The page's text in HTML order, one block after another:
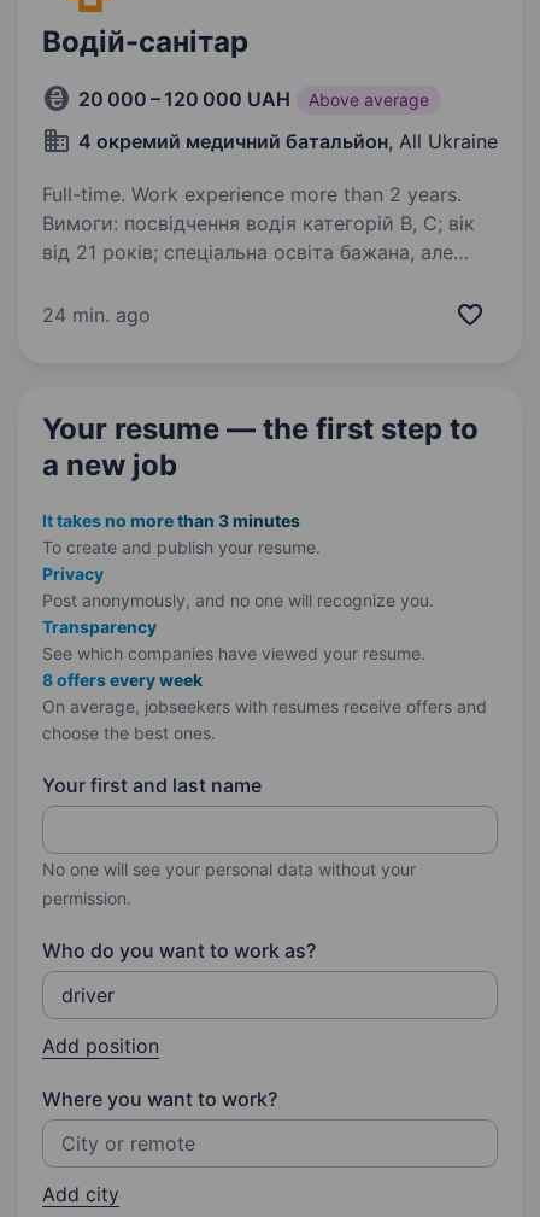
Водій-санітар
20 000 – 120 000 UAH Above average
4 окремий медичний батальйон, All Ukraine
Full-time. Work experience more than 2 years.
Вимоги: посвідчення водія категорій B, C; вік
від 21 років; спеціальна освіта бажана, але
вітається, але не обовʼязковий; обов’язковий
24 min. ago
Your resume — the first step to
a new job
It takes no more than 3 minutes
To create and publish your resume.
Privacy
Post anonymously, and no one will recognize you.
Transparency
See which companies have viewed your resume.
8 offers every week
On average, jobseekers with resumes receive offers and
choose the best ones.
Your first and last name
No one will see your personal data without your
permission.
Who do you want to work as?
Add position
Where you want to work?
Add city